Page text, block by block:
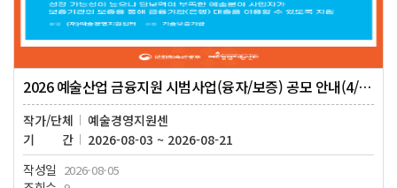
2026 예술산업 금융지원 시범사업(융자/보증) 공모 안내(4/5차)
작가/단체
예술경영지원센
기간
2026-08-03 ~ 2026-08-21
작성일 2026-08-05